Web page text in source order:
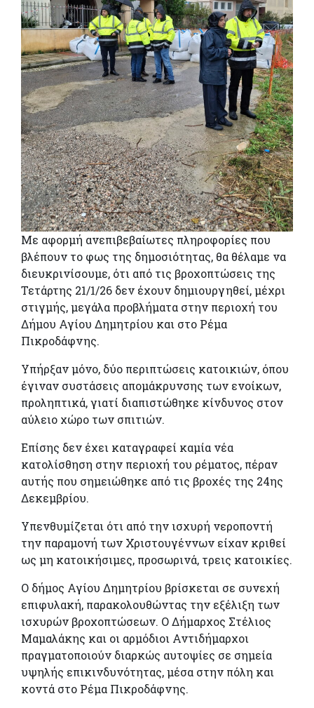
Με αφορμή ανεπιβεβαίωτες πληροφορίες που
βλέπουν το φως της δημοσιότητας, θα θέλαμε να
διευκρινίσουμε, ότι από τις βροχοπτώσεις της
Τετάρτης 21/1/26 δεν έχουν δημιουργηθεί, μέχρι
στιγμής, μεγάλα προβλήματα στην περιοχή του
Δήμου Αγίου Δημητρίου και στο Ρέμα
Πικροδάφνης.
Υπήρξαν μόνο, δύο περιπτώσεις κατοικιών, όπου
έγιναν συστάσεις απομάκρυνσης των ενοίκων,
προληπτικά, γιατί διαπιστώθηκε κίνδυνος στον
αύλειο χώρο των σπιτιών.
Επίσης δεν έχει καταγραφεί καμία νέα
κατολίσθηση στην περιοχή του ρέματος, πέραν
αυτής που σημειώθηκε από τις βροχές της 24ης
Δεκεμβρίου.
Υπενθυμίζεται ότι από την ισχυρή νεροποντή
την παραμονή των Χριστουγέννων είχαν κριθεί
ως μη κατοικήσιμες, προσωρινά, τρεις κατοικίες.
Ο δήμος Αγίου Δημητρίου βρίσκεται σε συνεχή
επιφυλακή, παρακολουθώντας την εξέλιξη των
ισχυρών βροχοπτώσεων. Ο Δήμαρχος Στέλιος
Μαμαλάκης και οι αρμόδιοι Αντιδήμαρχοι
πραγματοποιούν διαρκώς αυτοψίες σε σημεία
υψηλής επικινδυνότητας, μέσα στην πόλη και
κοντά στο Ρέμα Πικροδάφνης.